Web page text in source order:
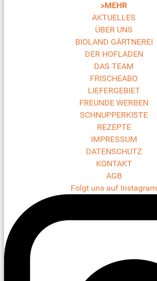
>MEHR
AKTUELLES
ÜBER UNS
BIOLAND GÄRTNEREI
DER HOFLADEN
DAS TEAM
FRISCHEABO
LIEFERGEBIET
FREUNDE WERBEN
SCHNUPPERKISTE
REZEPTE
IMPRESSUM
DATENSCHUTZ
KONTAKT
AGB
Folgt uns auf Instagram